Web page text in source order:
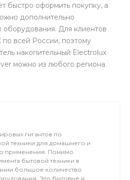
быстро оформить покупку, а
дополнительно
оборудования. Для клиентов
по всей России, поэтому
накопительный Electrolux
можно из любого региона.
гигантов по
техники для домашнего и
применения. Помимо
бытовой техники в
большое количество
Это бытовые и